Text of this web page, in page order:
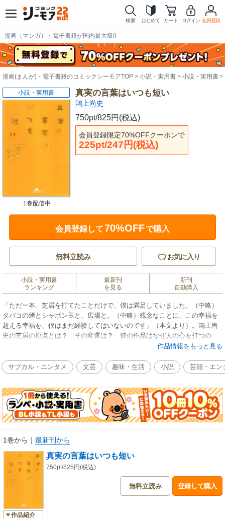
検索 はじめて カート ログイン 会員登録
漫画（マンガ）・電子書籍が国内最大級!!
漫画(まんが)・電子書籍のコミックシーモアTOP 小説・実用書 小説・実用書
真実の言葉はいつも短い
鴻上尚史
750pt/825円(税込)
会員登録限定70%OFFクーポンで
225pt/247円(税込)
小説・実用書
1巻配信中
会員登録して70%OFFで購入
無料立読み お気に入り
小説・実用書
ランキング
最新刊
を見る
新刊
自動購入
「ただ一本、芝居を打てたことだけで、僕は満足していました。（中略）
タバコの煙とシャボン玉と、広場と。（中略）残念なことに、この幸福を
超える幸福を、僕はまだ経験してはいないのです」（本文より）。鴻上尚
史の芝居の原点とは？ その変遷は？ 彼の作品はなぜ人の心を打つの
か？ 鴻上尚史と彼の演劇の全てが分かる、自選傑作エッセイ集！
作品情報をもっと見る
サブカル・エンタメ 文芸 趣味・生活 小説 芸能・エン
1巻から ｜ 最新刊から
作品紹介
真実の言葉はいつも短い
750pt/825円(税込)
無料立読み 登録して購入